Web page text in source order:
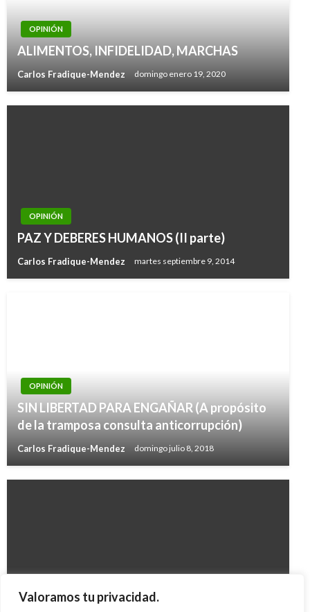
Valoramos tu privacidad.
OPINIÓN
ALIMENTOS, INFIDELIDAD, MARCHAS
Carlos Fradique-Mendez domingo enero 19, 2020
OPINIÓN
PAZ Y DEBERES HUMANOS (II parte)
Carlos Fradique-Mendez martes septiembre 9, 2014
OPINIÓN
SIN LIBERTAD PARA ENGAÑAR (A propósito
de la tramposa consulta anticorrupción)
Carlos Fradique-Mendez domingo julio 8, 2018
OPINIÓN